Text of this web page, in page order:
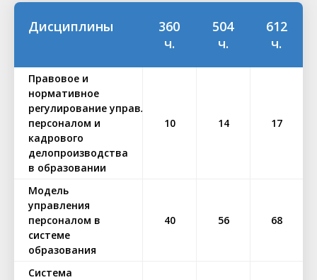
Дисциплины
360
ч.
504
ч.
612
ч.
Правовое и
нормативное
регулирование управлением
персоналом и
кадрового
делопроизводства
в образовании
10 14 17
Модель
управления
персоналом в
системе
образования
40 56 68
Система